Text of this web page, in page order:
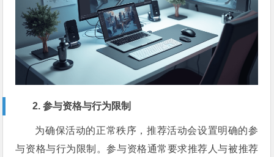
2. 参与资格与行为限制
为确保活动的正常秩序，推荐活动会设置明确的参
与资格与行为限制。参与资格通常要求推荐人与被推荐